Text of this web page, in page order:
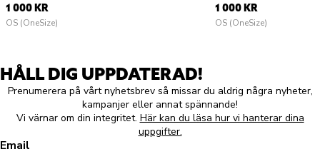
1 000 KR
OS (OneSize)
1 000 KR
OS (OneSize)
HÅLL DIG UPPDATERAD!
Prenumerera på vårt nyhetsbrev så missar du aldrig några nyheter,
kampanjer eller annat spännande!
Vi värnar om din integritet. Här kan du läsa hur vi hanterar dina
uppgifter.
Email